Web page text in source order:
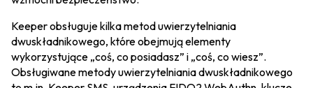
Keeper obsługuje kilka metod uwierzytelniania
dwuskładnikowego, które obejmują elementy
wykorzystujące „coś, co posiadasz” i „coś, co wiesz”.
Obsługiwane metody uwierzytelniania dwuskładnikowego